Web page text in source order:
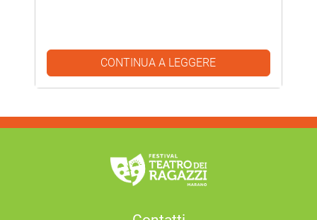
CONTINUA A LEGGERE